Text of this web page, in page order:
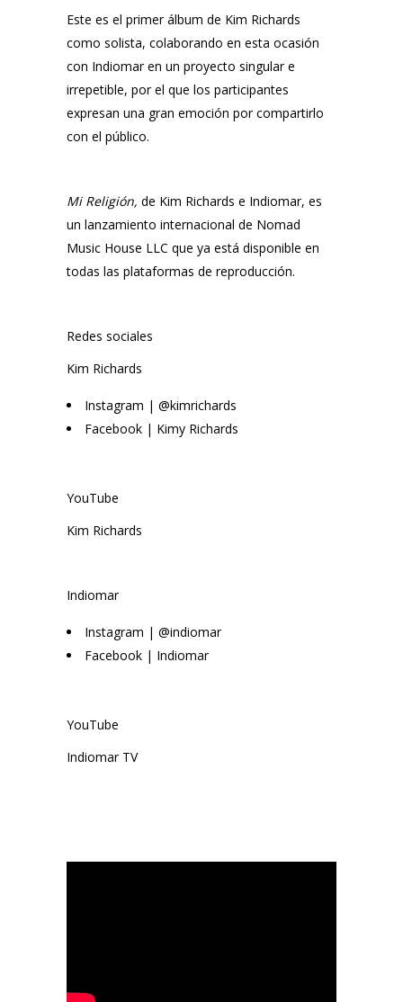
Este es el primer álbum de Kim Richards
como solista, colaborando en esta ocasión
con Indiomaren un proyecto singular e
irrepetible, por el que los participantes
expresan una gran emoción por compartirlo
con el público.
Mi Religión, de Kim Richards e Indiomar, es
un lanzamiento internacional de Nomad
Music House LLC que ya está disponible en
todas las plataformas de reproducción.
Redes sociales
Kim Richards
Instagram | @kimrichards
Facebook | Kimy Richards
YouTube
Kim Richards
Indiomar
Instagram | @indiomar
Facebook | Indiomar
YouTube
Indiomar TV